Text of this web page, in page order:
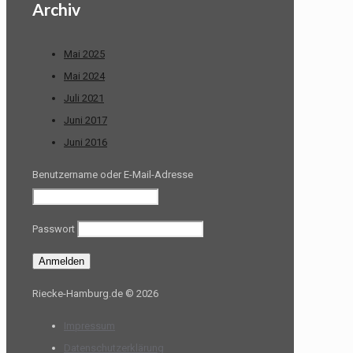
Archiv
Mai 2025
Mai 2024
Juli 2021
Juni 2017
Juni 2016
Benutzername oder E-Mail-Adresse
Passwort
Riecke-Hamburg.de © 2026
Impressum
Datenschutzerklärung